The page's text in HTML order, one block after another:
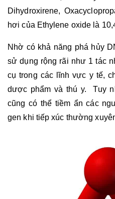
Dihydroxirene,
hơi của Ethylene oxide là
Nhờ có khả năng phá hủy
sử dụng rộng rãi như 1 tác
cụ trong các lĩnh vực y tế,
dược phẩm và thú y.  Tuy
cũng có thể tiềm ẩn các
gen khi tiếp xúc thường